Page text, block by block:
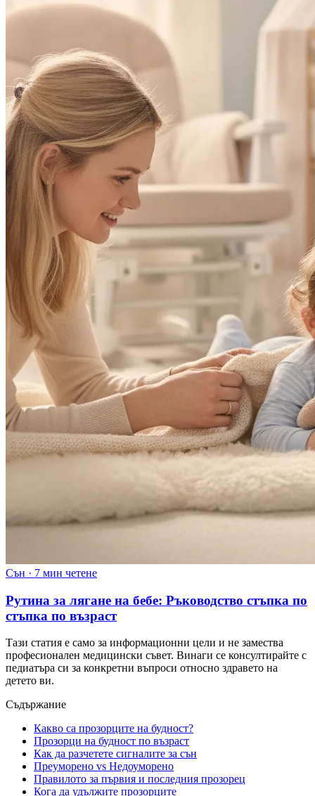
Сън · 7 мин четене
Рутина за лягане на бебе: Ръководство стъпка по
стъпка по възраст
Тази статия е само за информационни цели и не замества
професионален медицински съвет. Винаги се консултирайте с
педиатъра си за конкретни въпроси относно здравето на
детето ви.
Съдържание
Какво са прозорците на будност?
Прозорци на будност по възраст
Как да разчетете сигналите за сън
Преуморено vs Недоуморено
Правилото за първия и последния прозорец
Кога да удължите прозорците